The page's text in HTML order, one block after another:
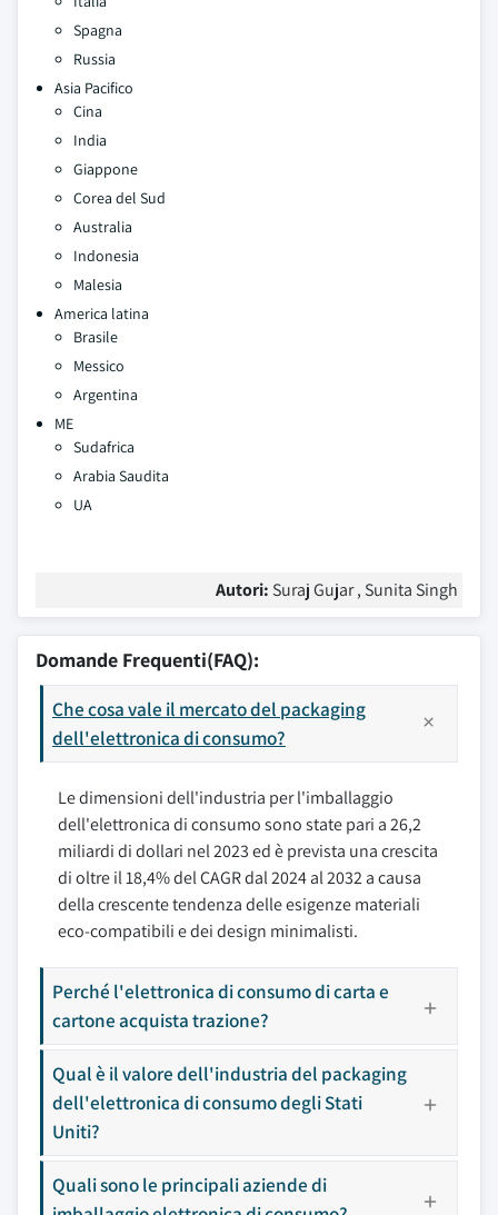
Spagna
Russia
Asia Pacifico
Cina
India
Giappone
Corea del Sud
Australia
Indonesia
Malesia
America latina
Brasile
Messico
Argentina
ME
Sudafrica
Arabia Saudita
UA
Autori: Suraj Gujar , Sunita Singh
Domande Frequenti(FAQ):
Che cosa vale il mercato del packaging
dell'elettronica di consumo?
Le dimensioni dell'industria per l'imballaggio
dell'elettronica di consumo sono state pari a 26,2
miliardi di dollari nel 2023 ed è prevista una crescita
di oltre il 18,4% del CAGR dal 2024 al 2032 a causa
della crescente tendenza delle esigenze materiali
eco-compatibili e dei design minimalisti.
Perché l'elettronica di consumo di carta e
cartone acquista trazione?
Qual è il valore dell'industria del packaging
dell'elettronica di consumo degli Stati
Uniti?
Quali sono le principali aziende di